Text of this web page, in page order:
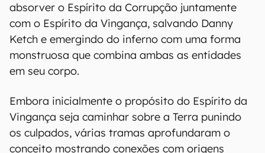
absorver o Espírito da Corrupção juntamente
com o Espírito da Vingança, salvando Danny
Ketch e emergindo do inferno com uma forma
monstruosa que combina ambas as entidades
em seu corpo.
Embora inicialmente o propósito do Espírito da
Vingança seja caminhar sobre a Terra punindo
os culpados, várias tramas aprofundaram o
conceito mostrando conexões com origens